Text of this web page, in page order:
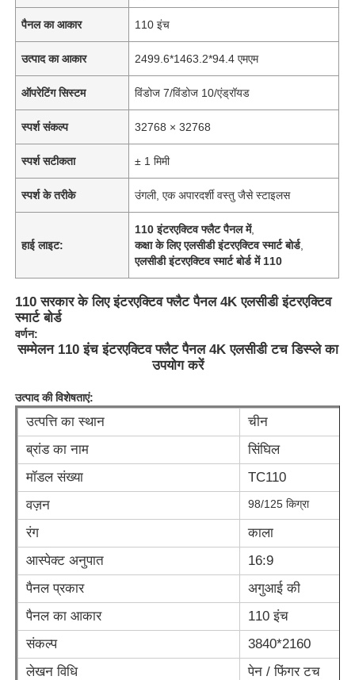
पैनल का आकार 110 इंच
उत्पाद का आकार 2499.6*1463.2*94.4 एमएम
ऑपरेटिंग सिस्टम विंडोज 7/विंडोज 10/एंड्रॉयड
स्पर्श संकल्प 32768 × 32768
स्पर्श सटीकता ± 1 मिमी
स्पर्श के तरीके उंगली, एक अपारदर्शी वस्तु जैसे स्टाइलस
हाई लाइट:
110 इंटरएक्टिव फ्लैट पैनल में,
कक्षा के लिए एलसीडी इंटरएक्टिव स्मार्ट बोर्ड,
एलसीडी इंटरएक्टिव स्मार्ट बोर्ड में 110
110 सरकार के लिए इंटरएक्टिव फ्लैट पैनल 4K एलसीडी इंटरएक्टिव
स्मार्ट बोर्ड
वर्णन:
सम्मेलन 110 इंच इंटरएक्टिव फ्लैट पैनल 4K एलसीडी टच डिस्प्ले का
उपयोग करें
उत्पाद की विशेषताएं:
उत्पत्ति का स्थान
चीन
ब्रांड का नाम
सिंघिल
मॉडल संख्या
TC110
वज़न
98/125 किग्रा
रंग
काला
आस्पेक्ट अनुपात
16:9
पैनल प्रकार
अगुआई की
पैनल का आकार
110 इंच
संकल्प
3840*2160
लेखन विधि
पेन / फिंगर टच